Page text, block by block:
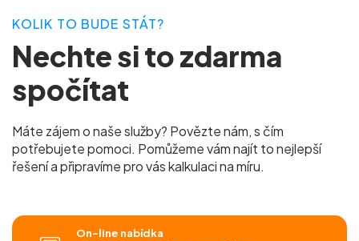
KOLIK TO BUDE STÁT?
Nechte si to zdarma
spočítat
Máte zájem o naše služby? Povězte nám, s čím
potřebujete pomoci. Pomůžeme vám najít to nejlepší
řešení a připravíme pro vás kalkulaci na míru.
On-line nabídka